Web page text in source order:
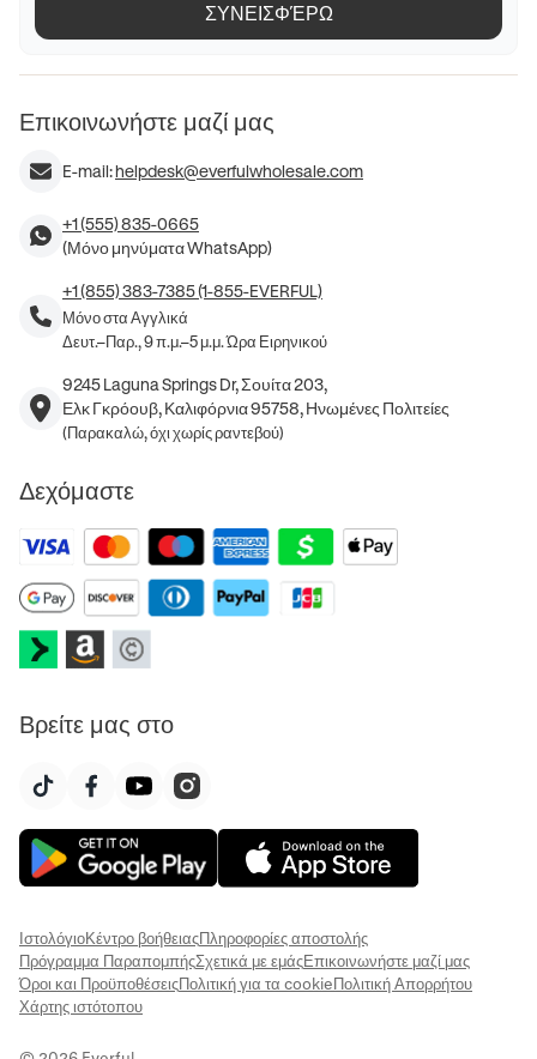
ΣΥΝΕΙΣΦΈΡΩ
Επικοινωνήστε μαζί μας
E-mail:helpdesk@everfulwholesale.com
+1 (555) 835-0665
(Μόνο μηνύματα WhatsApp)
+1 (855) 383-7385 (1-855-EVERFUL)
Μόνο στα Αγγλικά
Δευτ.–Παρ., 9 π.μ.–5 μ.μ. Ώρα Ειρηνικού
9245 Laguna Springs Dr, Σουίτα 203,
Ελκ Γκρόουβ, Καλιφόρνια 95758, Ηνωμένες Πολιτείες
(Παρακαλώ, όχι χωρίς ραντεβού)
Δεχόμαστε
Βρείτε μας στο
ΙστολόγιοΚέντρο βοήθειαςΠληροφορίες αποστολής
Πρόγραμμα ΠαραπομπήςΣχετικά με εμάςΕπικοινωνήστε μαζί μας
Όροι και ΠροϋποθέσειςΠολιτική για τα cookieΠολιτική Απορρήτου
Χάρτης ιστότοπου